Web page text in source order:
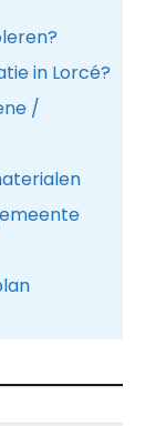
in Lorcé?
/